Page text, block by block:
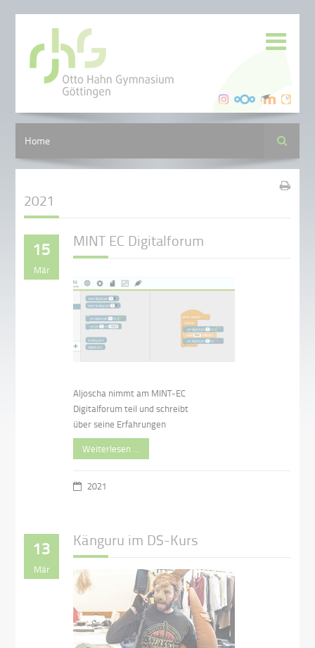
Home Suche
2021
15
Mär
MINT EC Digitalforum
Aljoscha nimmt am MINT-EC
Digitalforum teil und schreibt
über seine Erfahrungen
Weiterlesen …
2021
13
Mär
Känguru im DS-Kurs